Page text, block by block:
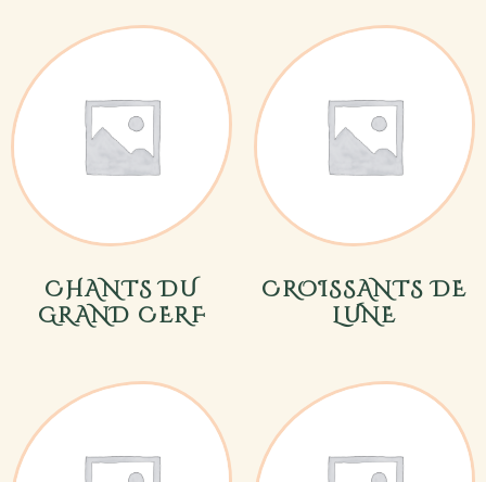
CHANTS DU
GRAND CERF
CROISSANTS DE
LUNE